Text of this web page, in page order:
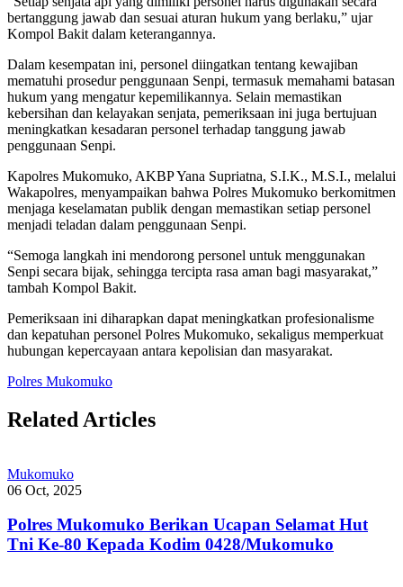
bertanggung jawab dan sesuai aturan hukum yang berlaku,” ujar
Kompol Bakit dalam keterangannya.
Dalam kesempatan ini, personel diingatkan tentang kewajiban
mematuhi prosedur penggunaan Senpi, termasuk memahami batasan
hukum yang mengatur kepemilikannya. Selain memastikan
kebersihan dan kelayakan senjata, pemeriksaan ini juga bertujuan
meningkatkan kesadaran personel terhadap tanggung jawab
penggunaan Senpi.
Kapolres Mukomuko, AKBP Yana Supriatna, S.I.K., M.S.I., melalui
Wakapolres, menyampaikan bahwa Polres Mukomuko berkomitmen
menjaga keselamatan publik dengan memastikan setiap personel
menjadi teladan dalam penggunaan Senpi.
“Semoga langkah ini mendorong personel untuk menggunakan
Senpi secara bijak, sehingga tercipta rasa aman bagi masyarakat,”
tambah Kompol Bakit.
Pemeriksaan ini diharapkan dapat meningkatkan profesionalisme
dan kepatuhan personel Polres Mukomuko, sekaligus memperkuat
hubungan kepercayaan antara kepolisian dan masyarakat.
Polres Mukomuko
Related Articles
Mukomuko
06 Oct, 2025
Polres Mukomuko Berikan Ucapan Selamat Hut
Tni Ke-80 Kepada Kodim 0428/Mukomuko